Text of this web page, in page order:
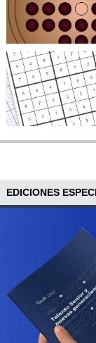
EDICIONES